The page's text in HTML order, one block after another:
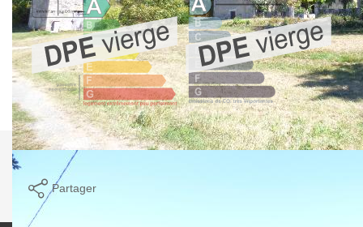
Partager